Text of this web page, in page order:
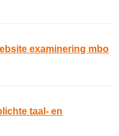
examinering mbo
taal- en